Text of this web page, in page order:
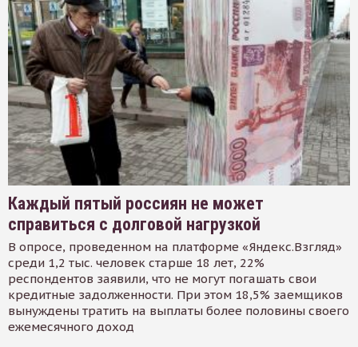
Каждый пятый россиян не может
справиться с долговой нагрузкой
В опросе, проведенном на платформе «Яндекс.Взгляд»
среди 1,2 тыс. человек старше 18 лет, 22%
респондентов заявили, что не могут погашать свои
кредитные задолженности. При этом 18,5% заемщиков
вынуждены тратить на выплаты более половины своего
ежемесячного доход